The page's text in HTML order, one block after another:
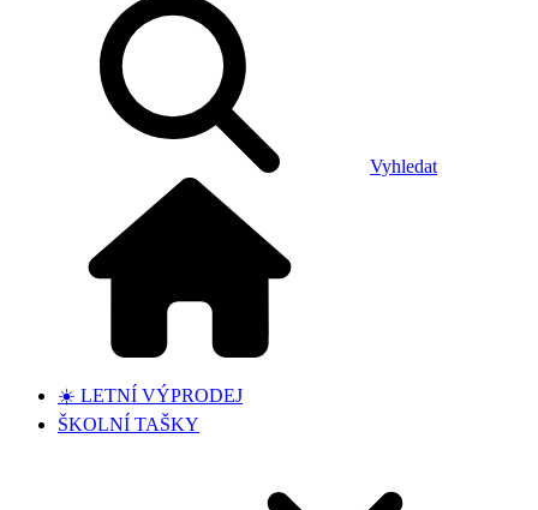
Vyhledat
☀️ LETNÍ VÝPRODEJ
ŠKOLNÍ TAŠKY